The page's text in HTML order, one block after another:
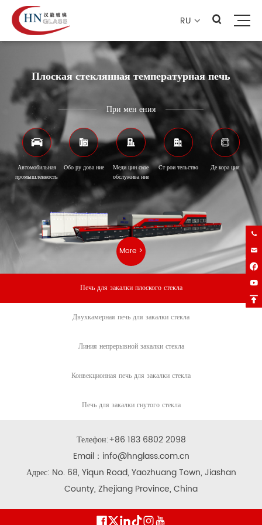
RU 





Плоская стеклянная температурная печь
При мен ения

Автомобильная
промышленность

Обо ру дова ние

Меди цин ское
обслужива ние

Ст рои тельство

Де кора ция
More >
Печь для закалки плоского стекла
Двухкамерная печь для закалки стекла
Линия непрерывной закалки стекла
Конвекционная печь для закалки стекла
Печь для закалки гнутого стекла
Телефон:+86 183 6802 2098
Email： info@hnglass.com.cn
Адрес: No. 68, Yiqun Road, Yaozhuang Town, Jiashan
County, Zhejiang Province, China